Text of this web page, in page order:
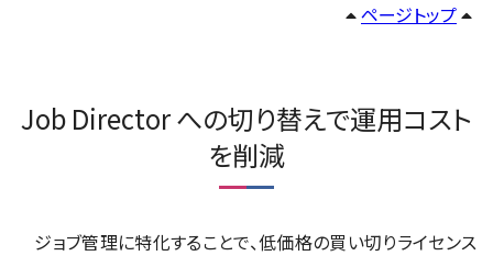
ページトップ
Job Director への切り替えで運用コスト
を削減
ジョブ管理に特化することで、低価格の買い切りライセンス